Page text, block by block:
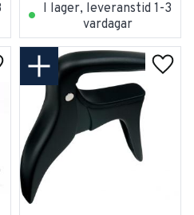
I lager, leveranstid 1-3
vardagar
till i favoriter